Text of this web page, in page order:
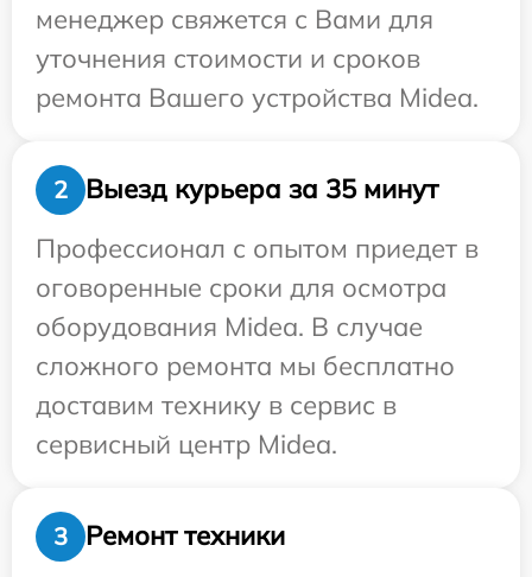
менеджер свяжется с Вами для
уточнения стоимости и сроков
ремонта Вашего устройства Midea.
2
Выезд курьера за 35 минут
Профессионал с опытом приедет в
оговоренные сроки для осмотра
оборудования Midea. В случае
сложного ремонта мы бесплатно
доставим технику в сервис в
сервисный центр Midea.
3 Ремонт техники